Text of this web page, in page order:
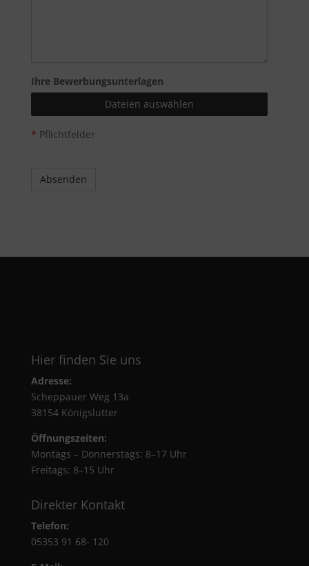
Ihre Bewerbungsunterlagen
Dateien auswählen
* Pflichtfelder
Hier finden Sie uns
Adresse:
Scheppauer Weg 13a
38154 Königslutter
Öffnungszeiten:
Montags – Donnerstags: 8–17 Uhr
Freitags: 8–15 Uhr
Direkter Kontakt
Telefon:
05353 91 68- 120